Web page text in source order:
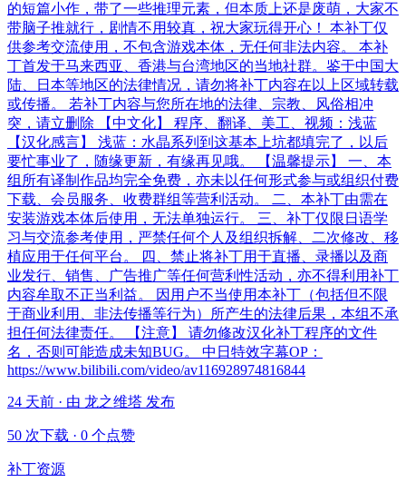
的短篇小作，带了一些推理元素，但本质上还是废萌，大家不
带脑子推就行，剧情不用较真，祝大家玩得开心！ 本补丁仅
供参考交流使用，不包含游戏本体，无任何非法内容。 本补
丁首发于马来西亚、香港与台湾地区的当地社群。鉴于中国大
陆、日本等地区的法律情况，请勿将补丁内容在以上区域转载
或传播。 若补丁内容与您所在地的法律、宗教、风俗相冲
突，请立删除 【中文化】 程序、翻译、美工、视频：浅蓝
【汉化感言】 浅蓝：水晶系列到这基本上坑都填完了，以后
要忙事业了，随缘更新，有缘再见哦。 【温馨提示】 一、本
组所有译制作品均完全免费，亦未以任何形式参与或组织付费
下载、会员服务、收费群组等营利活动。 二、本补丁由需在
安装游戏本体后使用，无法单独运行。 三、补丁仅限日语学
习与交流参考使用，严禁任何个人及组织拆解、二次修改、移
植应用于任何平台。 四、禁止将补丁用于直播、录播以及商
业发行、销售、广告推广等任何营利性活动，亦不得利用补丁
内容牟取不正当利益。 因用户不当使用本补丁（包括但不限
于商业利用、非法传播等行为）所产生的法律后果，本组不承
担任何法律责任。 【注意】 请勿修改汉化补丁程序的文件
名，否则可能造成未知BUG。 中日特效字幕OP：
https://www.bilibili.com/video/av116928974816844
24 天前 · 由 龙之维塔 发布
50 次下载 · 0 个点赞
补丁资源